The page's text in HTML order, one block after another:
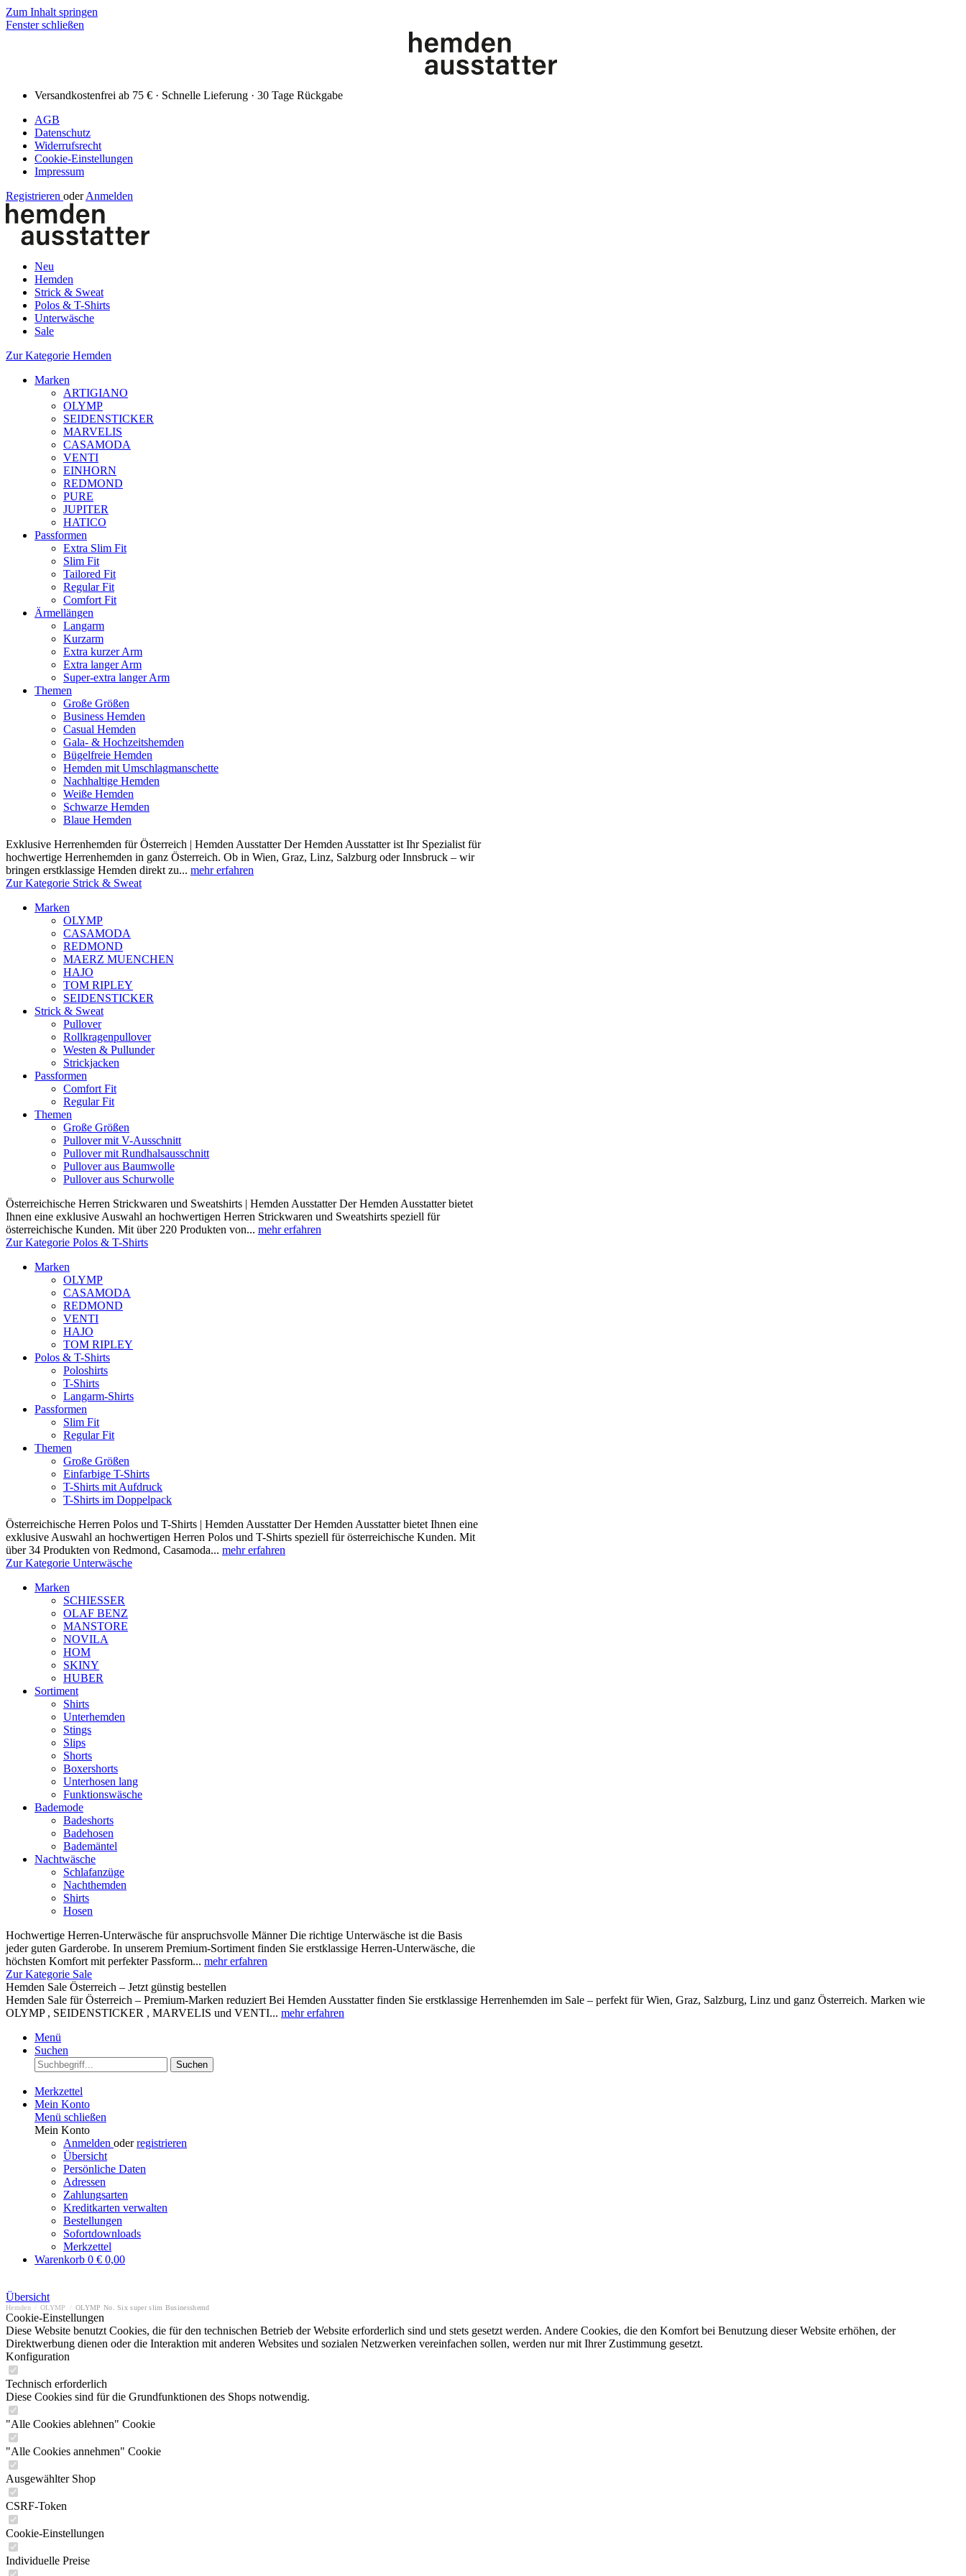
Zum Inhalt springen
Fenster schließen
Versandkostenfrei ab 75 € · Schnelle Lieferung · 30 Tage Rückgabe
AGB
Datenschutz
Widerrufsrecht
Cookie-Einstellungen
Impressum
Registrieren oder Anmelden
Neu
Hemden
Strick & Sweat
Polos & T-Shirts
Unterwäsche
Sale
Zur Kategorie Hemden
Marken
ARTIGIANO
OLYMP
SEIDENSTICKER
MARVELIS
CASAMODA
VENTI
EINHORN
REDMOND
PURE
JUPITER
HATICO
Passformen
Extra Slim Fit
Slim Fit
Tailored Fit
Regular Fit
Comfort Fit
Ärmellängen
Langarm
Kurzarm
Extra kurzer Arm
Extra langer Arm
Super-extra langer Arm
Themen
Große Größen
Business Hemden
Casual Hemden
Gala- & Hochzeitshemden
Bügelfreie Hemden
Hemden mit Umschlagmanschette
Nachhaltige Hemden
Weiße Hemden
Schwarze Hemden
Blaue Hemden
Exklusive Herrenhemden für Österreich | Hemden Ausstatter Der Hemden Ausstatter ist Ihr Spezialist für
hochwertige Herrenhemden in ganz Österreich. Ob in Wien, Graz, Linz, Salzburg oder Innsbruck – wir
bringen erstklassige Hemden direkt zu... mehr erfahren
Zur Kategorie Strick & Sweat
Marken
OLYMP
CASAMODA
REDMOND
MAERZ MUENCHEN
HAJO
TOM RIPLEY
SEIDENSTICKER
Strick & Sweat
Pullover
Rollkragenpullover
Westen & Pullunder
Strickjacken
Passformen
Comfort Fit
Regular Fit
Themen
Große Größen
Pullover mit V-Ausschnitt
Pullover mit Rundhalsausschnitt
Pullover aus Baumwolle
Pullover aus Schurwolle
Österreichische Herren Strickwaren und Sweatshirts | Hemden Ausstatter Der Hemden Ausstatter bietet
Ihnen eine exklusive Auswahl an hochwertigen Herren Strickwaren und Sweatshirts speziell für
österreichische Kunden. Mit über 220 Produkten von... mehr erfahren
Zur Kategorie Polos & T-Shirts
Marken
OLYMP
CASAMODA
REDMOND
VENTI
HAJO
TOM RIPLEY
Polos & T-Shirts
Poloshirts
T-Shirts
Langarm-Shirts
Passformen
Slim Fit
Regular Fit
Themen
Große Größen
Einfarbige T-Shirts
T-Shirts mit Aufdruck
T-Shirts im Doppelpack
Österreichische Herren Polos und T-Shirts | Hemden Ausstatter Der Hemden Ausstatter bietet Ihnen eine
exklusive Auswahl an hochwertigen Herren Polos und T-Shirts speziell für österreichische Kunden. Mit
über 34 Produkten von Redmond, Casamoda... mehr erfahren
Zur Kategorie Unterwäsche
Marken
SCHIESSER
OLAF BENZ
MANSTORE
NOVILA
HOM
SKINY
HUBER
Sortiment
Shirts
Unterhemden
Stings
Slips
Shorts
Boxershorts
Unterhosen lang
Funktionswäsche
Bademode
Badeshorts
Badehosen
Bademäntel
Nachtwäsche
Schlafanzüge
Nachthemden
Shirts
Hosen
Hochwertige Herren-Unterwäsche für anspruchsvolle Männer Die richtige Unterwäsche ist die Basis
jeder guten Garderobe. In unserem Premium-Sortiment finden Sie erstklassige Herren-Unterwäsche, die
höchsten Komfort mit perfekter Passform... mehr erfahren
Zur Kategorie Sale
Hemden Sale Österreich – Jetzt günstig bestellen
Hemden Sale für Österreich – Premium-Marken reduziert Bei Hemden Ausstatter finden Sie erstklassige Herrenhemden im Sale – perfekt für Wien, Graz, Salzburg, Linz und ganz Österreich. Marken wie
OLYMP , SEIDENSTICKER , MARVELIS und VENTI... mehr erfahren
Menü
Suchen
Suchen
Merkzettel
Mein Konto
Menü schließen
Mein Konto
Anmelden oderregistrieren
Übersicht
Persönliche Daten
Adressen
Zahlungsarten
Kreditkarten verwalten
Bestellungen
Sofortdownloads
Merkzettel
Warenkorb 0 € 0,00
Übersicht
Hemden OLYMP OLYMP No. Six super slim Businesshemd
Cookie-Einstellungen
Diese Website benutzt Cookies, die für den technischen Betrieb der Website erforderlich sind und stets gesetzt werden. Andere Cookies, die den Komfort bei Benutzung dieser Website erhöhen, der
Direktwerbung dienen oder die Interaktion mit anderen Websites und sozialen Netzwerken vereinfachen sollen, werden nur mit Ihrer Zustimmung gesetzt.
Konfiguration
Technisch erforderlich
Diese Cookies sind für die Grundfunktionen des Shops notwendig.
"Alle Cookies ablehnen" Cookie
"Alle Cookies annehmen" Cookie
Ausgewählter Shop
CSRF-Token
Cookie-Einstellungen
Individuelle Preise